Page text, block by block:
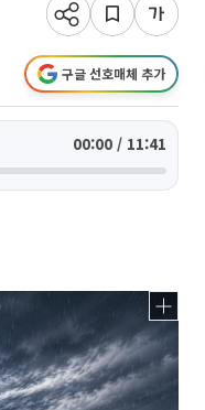
구글 선호매체 추가
00:00 / 11:41